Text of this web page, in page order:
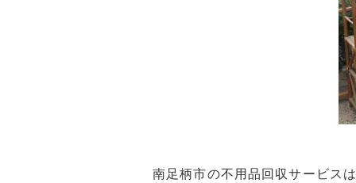
南足柄市の不用品回収サービス